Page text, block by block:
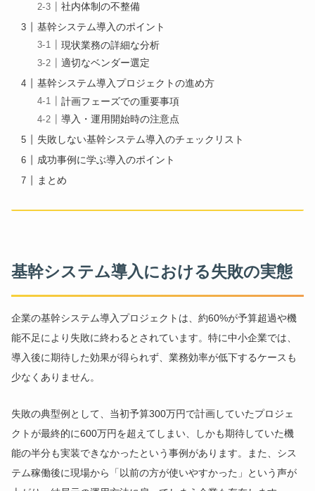
社内体制の不整備
基幹システム導入のポイント
現状業務の詳細な分析
適切なベンダー選定
基幹システム導入プロジェクトの進め方
計画フェーズでの重要事項
導入・運用開始時の注意点
失敗しない基幹システム導入のチェックリスト
成功事例に学ぶ導入のポイント
まとめ
基幹システム導入における失敗の実態
企業の基幹システム導入プロジェクトは、約60%が予算超過や機
能不足により失敗に終わるとされています。特に中小企業では、
導入後に期待した効果が得られず、業務効率が低下するケースも
少なくありません。
失敗の典型例として、当初予算300万円で計画していたプロジェ
クトが最終的に600万円を超えてしまい、しかも期待していた機
能の半分も実装できなかったという事例があります。また、シス
テム稼働後に現場から「以前の方が使いやすかった」という声が